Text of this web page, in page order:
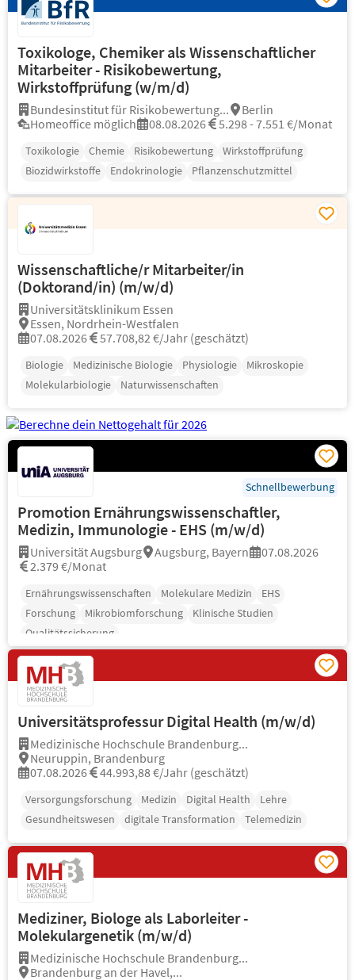
Toxikologe, Chemiker als Wissenschaftlicher
Mitarbeiter - Risikobewertung,
Wirkstoffprüfung (w/m/d)
Bundesinstitut für Risikobewertung...
Berlin
Homeoffice möglich
08.08.2026 5.298 - 7.551 €/Monat
Toxikologie Chemie Risikobewertung
Wirkstoffprüfung
Biozidwirkstoffe
Endokrinologie Pflanzenschutzmittel
Wissenschaftliche/r Mitarbeiter/in
(Doktorand/in) (m/w/d)
Universitätsklinikum Essen
Essen, Nordrhein-Westfalen
07.08.2026
57.708,82 €/Jahr (geschätzt)
Biologie Medizinische Biologie Physiologie
Mikroskopie
Molekularbiologie
Naturwissenschaften
Schnellbewerbung
Promotion Ernährungswissenschaftler,
Medizin, Immunologie - EHS (m/w/d)
Universität Augsburg Augsburg, Bayern
07.08.2026
2.379 €/Monat
Ernährungswissenschaften Molekulare Medizin
EHS
Forschung
Mikrobiomforschung
Klinische Studien
Qualitätssicherung
Universitätsprofessur Digital Health (m/w/d)
Medizinische Hochschule Brandenburg...
Neuruppin, Brandenburg
07.08.2026
44.993,88 €/Jahr (geschätzt)
Versorgungsforschung Medizin Digital Health
Lehre
Gesundheitswesen
digitale Transformation Telemedizin
Mediziner, Biologe als Laborleiter -
Molekulargenetik (m/w/d)
Medizinische Hochschule Brandenburg...
Brandenburg an der Havel,...